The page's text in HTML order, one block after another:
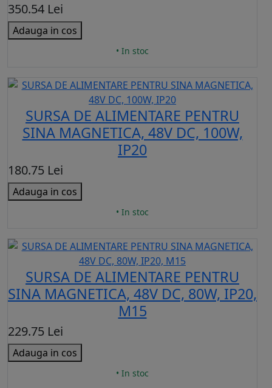
350.54 Lei
Adauga in cos
• In stoc
SURSA DE ALIMENTARE PENTRU
SINA MAGNETICA, 48V DC, 100W,
IP20
180.75 Lei
Adauga in cos
• In stoc
SURSA DE ALIMENTARE PENTRU
SINA MAGNETICA, 48V DC, 80W, IP20,
M15
229.75 Lei
Adauga in cos
• In stoc